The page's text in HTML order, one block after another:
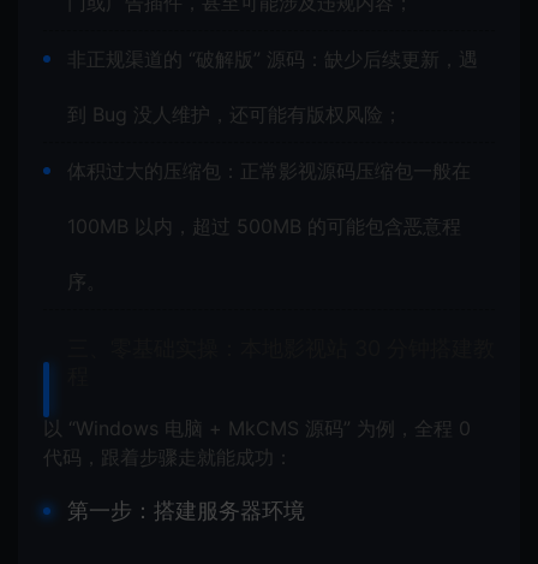
非正规渠道的 “破解版” 源码：缺少后续更新，遇
到 Bug 没人维护，还可能有版权风险；
体积过大的压缩包：正常影视源码压缩包一般在
100MB 以内，超过 500MB 的可能包含恶意程
序。
以 “Windows 电脑 + MkCMS 源码” 为例，全程 0
代码，跟着步骤走就能成功：
第一步：搭建服务器环境